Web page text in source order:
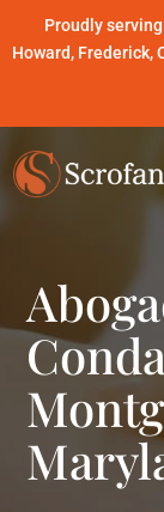
Proudly
Howard, Frederick,